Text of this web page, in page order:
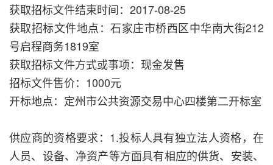
获取招标文件结束时间：2017-08-25
获取招标文件地点：石家庄市桥西区中华南大街212
号启程商务1819室
获取招标文件方式或事项：现金发售
招标文件售价：1000元
开标地点：定州市公共资源交易中心四楼第二开标室
供应商的资格要求：1.投标人具有独立法人资格，在
人员、设备、净资产等方面具有相应的供货、安装、